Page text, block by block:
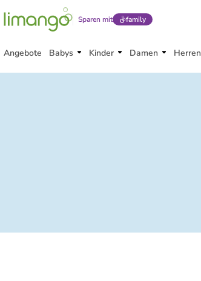
Sparen mit family
Angebote Babys Kinder Damen Herren